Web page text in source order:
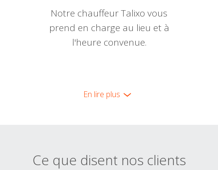
Notre chauffeur Talixo vous
prend en charge au lieu et à
l'heure convenue.
En lire plus
Ce que disent nos clients